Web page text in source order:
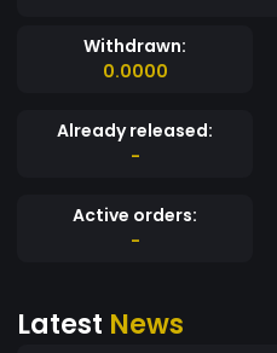
Withdrawn:
0.0000
Already released:
-
Active orders:
-
Latest News